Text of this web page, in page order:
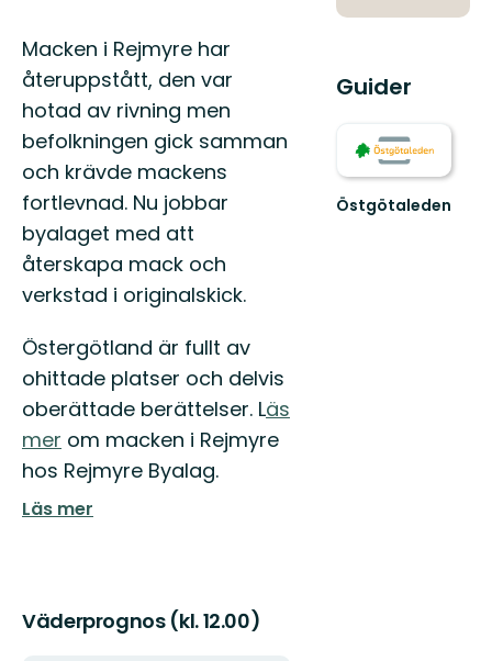
Beskrivning
Macken i Rejmyre har
återuppstått, den var
hotad av rivning men
befolkningen gick samman
och krävde mackens
fortlevnad. Nu jobbar
byalaget med att
återskapa mack och
verkstad i originalskick.
Östergötland är fullt av
ohittade platser och delvis
oberättade berättelser. Läs
mer om macken i Rejmyre
hos Rejmyre Byalag.
Läs mer
Väderprognos (kl. 12.00)
Guider
Östgötaleden